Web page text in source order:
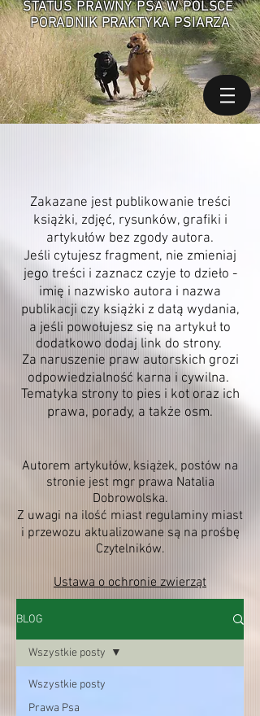
STATUS PRAWNY PSA W POLSCE
PORADNIK PRAKTYKA PSIARZA
Zakazane jest publikowanie treści
książki, zdjęć, rysunków, grafiki i
artykułów bez zgody autora.
Jeśli cytujesz fragment, nie zmieniaj
jego treści i zaznacz czyje to dzieło -
imię i nazwisko autora i nazwa
publikacji czy książki z datą wydania,
a jeśli powołujesz się na artykuł to
dodatkowo dodaj link do strony.
Za naruszenie praw autorskich grozi
odpowiedzialność karna i cywilna.
Tematyka strony to pies i kot oraz ich
prawa, porady, a także osm.
Autorem artykułów, książek, postów na
stronie jest mgr prawa Natalia
Dobrowolska.
Z uwagi na ilość miast regulaminy miast
i przewozu aktualizowane są na prośbę
Czytelników.
Ustawa o ochronie zwierząt
BLOG
Wszystkie posty
Prawa Psa
Wszystkie posty